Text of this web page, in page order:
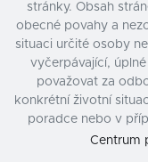
stránky. Obsah
obecné povahy a
situaci určité osoby
vyčerpávající,
považovat za
konkrétní životní
poradce nebo v
Centrum